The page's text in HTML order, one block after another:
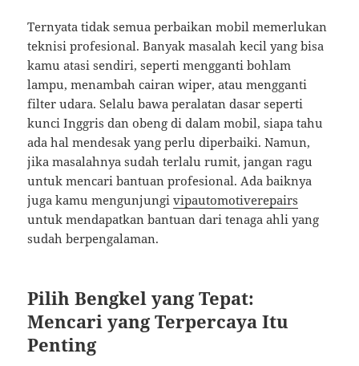
Ternyata tidak semua perbaikan mobil memerlukan
teknisi profesional. Banyak masalah kecil yang bisa
kamu atasi sendiri, seperti mengganti bohlam
lampu, menambah cairan wiper, atau mengganti
filter udara. Selalu bawa peralatan dasar seperti
kunci Inggris dan obeng di dalam mobil, siapa tahu
ada hal mendesak yang perlu diperbaiki. Namun,
jika masalahnya sudah terlalu rumit, jangan ragu
untuk mencari bantuan profesional. Ada baiknya
juga kamu mengunjungivipautomotiverepairs
untuk mendapatkan bantuan dari tenaga ahli yang
sudah berpengalaman.
Pilih Bengkel yang Tepat:
Mencari yang Terpercaya Itu
Penting